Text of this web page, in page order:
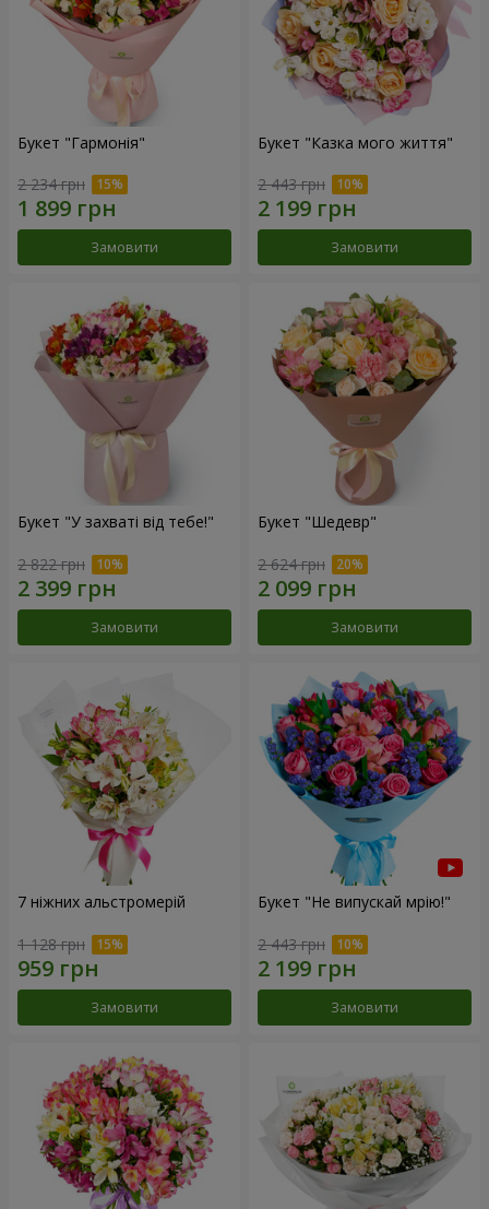
Букет "Гармонія"
2 234 грн
Замовити
Букет "Казка мого життя"
2 443 грн
Замовити
Букет "У захваті від тебе!"
2 822 грн
Замовити
Букет "Шедевр"
2 624 грн
Замовити
7 ніжних альстромерій
1 128 грн
Замовити
Букет "Не випускай мрію!"
2 443 грн
Замовити